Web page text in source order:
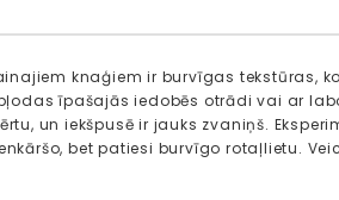
knaģiem ir burvīgas tekstūras,
īpašajās iedobēs otrādi vai ar
un iekšpusē ir jauks zvaniņš.
bet patiesi burvīgo rotaļlietu.